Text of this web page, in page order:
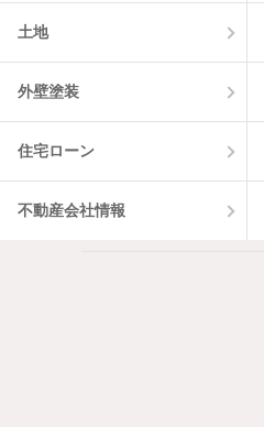
土地
外壁塗装
住宅ローン
不動産会社情報